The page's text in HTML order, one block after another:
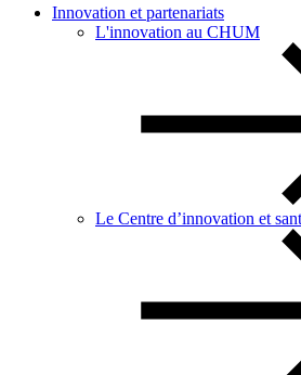
Innovation et partenariats
L'innovation au CHUM
Le Centre d’innovation et